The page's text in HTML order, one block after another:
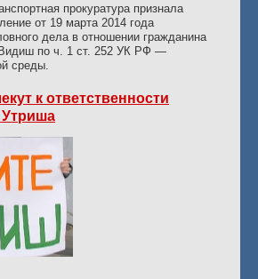
прокуратура признала
от 19 марта 2014 года
дела в отношении гражданина
по ч. 1 ст. 252 УК РФ —
среды.
к ответственности